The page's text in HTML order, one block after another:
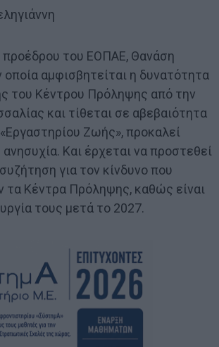
προέδρου του ΕΟΠΑΕ, Θανάση
αμφισβητείται η δυνατότητα
του Κέντρου Πρόληψης από την
και τίθεται σε αβεβαιότητα
Ζωής», προκαλεί
ανησυχία. Και έρχεται να προστεθεί
για τον κίνδυνο που
τα Κέντρα Πρόληψης, καθώς είναι
τους μετά το 2027.